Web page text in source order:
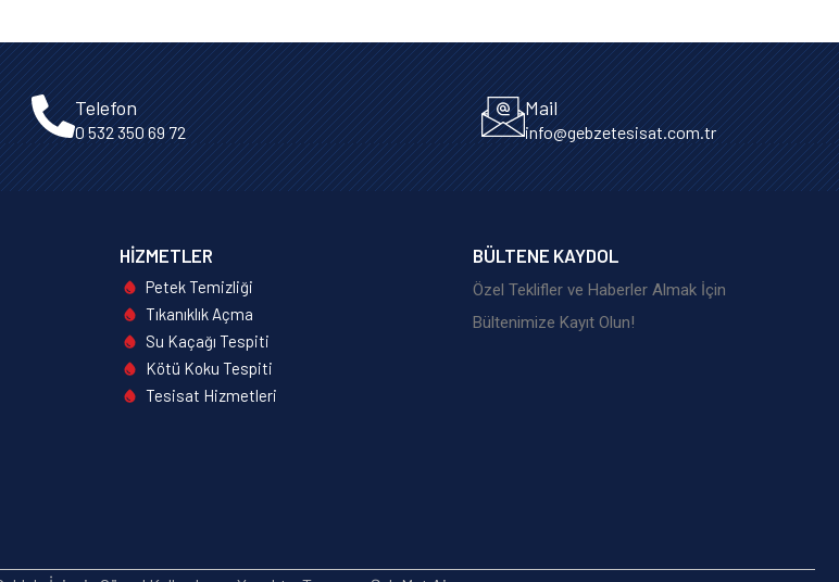
Telefon
0 532 350 69 72
Mail
info@gebzetesisat.com.tr
HIZMETLER
Petek Temizliği
Tıkanıklık Açma
Su Kaçağı Tespiti
Kötü Koku Tespiti
Tesisat Hizmetleri
BÜLTENE KAYDOL
Özel Teklifler ve Haberler Almak İçin
Bültenimize Kayıt Olun!